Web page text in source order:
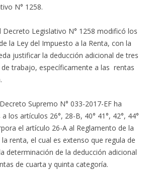
N° 1258.
Decreto Legislativo N° 1258 modificó los
la Ley del Impuesto a la Renta, con la
justificar la deducción adicional de tres
trabajo, específicamente a las rentas
Supremo N° 033-2017-EF ha
los artículos 26°, 28-B, 40° 41°, 42°, 44°
el artículo 26-A al Reglamento de la
renta, el cual es extenso que regula de
determinación de la deducción adicional
de cuarta y quinta categoría.